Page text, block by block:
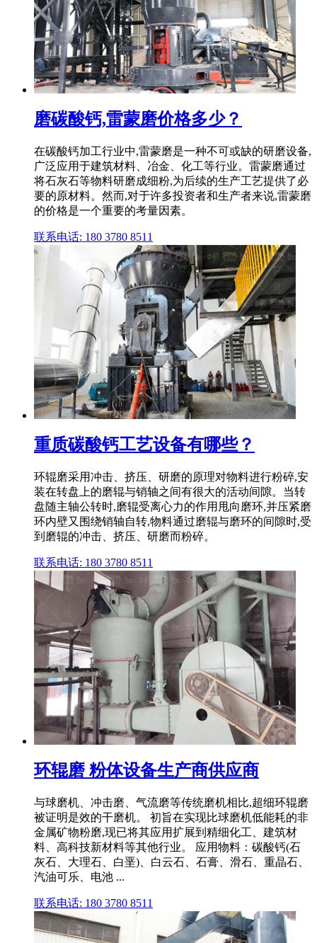
磨碳酸钙,雷蒙磨价格多少？
在碳酸钙加工行业中,雷蒙磨是一种不可或缺的研磨设备,
广泛应用于建筑材料、冶金、化工等行业。雷蒙磨通过
将石灰石等物料研磨成细粉,为后续的生产工艺提供了必
要的原材料。然而,对于许多投资者和生产者来说,雷蒙磨
的价格是一个重要的考量因素。
联系电话: 180 3780 8511
重质碳酸钙工艺设备有哪些？
环辊磨采用冲击、挤压、研磨的原理对物料进行粉碎,安
装在转盘上的磨辊与销轴之间有很大的活动间隙。当转
盘随主轴公转时,磨辊受离心力的作用甩向磨环,并压紧磨
环内壁又围绕销轴自转,物料通过磨辊与磨环的间隙时,受
到磨辊的冲击、挤压、研磨而粉碎。
联系电话: 180 3780 8511
环辊磨 粉体设备生产商供应商
与球磨机、冲击磨、气流磨等传统磨机相比,超细环辊磨
被证明是效的干磨机。 初旨在实现比球磨机低能耗的非
金属矿物粉磨,现已将其应用扩展到精细化工、建筑材
料、高科技新材料等其他行业。 应用物料：碳酸钙(石
灰石、大理石、白垩)、白云石、石膏、滑石、重晶石、
汽油可乐、电池 ...
联系电话: 180 3780 8511